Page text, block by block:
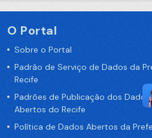
O Portal
Sobre o Portal
Padrão de Serviço de Dados da
Recife
Padrões de Publicação dos Dados
Abertos do Recife
Política de Dados Abertos da